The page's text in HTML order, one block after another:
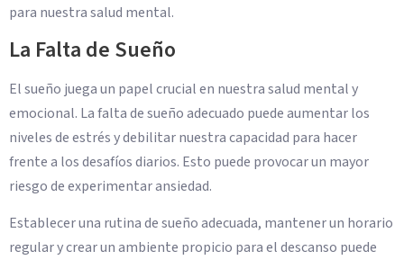
para nuestra salud mental.
La Falta de Sueño
El sueño juega un papel crucial en nuestra salud mental y
emocional. La falta de sueño adecuado puede aumentar los
niveles de estrés y debilitar nuestra capacidad para hacer
frente a los desafíos diarios. Esto puede provocar un mayor
riesgo de experimentar ansiedad.
Establecer una rutina de sueño adecuada, mantener un horario
regular y crear un ambiente propicio para el descanso puede